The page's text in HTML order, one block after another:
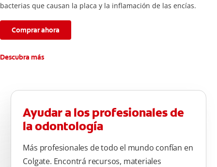
bacterias que causan la placa y la inflamación de las encías.
Comprar ahora
Descubra más
Ayudar a los profesionales de
la odontología
Más profesionales de todo el mundo confían en
Colgate. Encontrá recursos, materiales